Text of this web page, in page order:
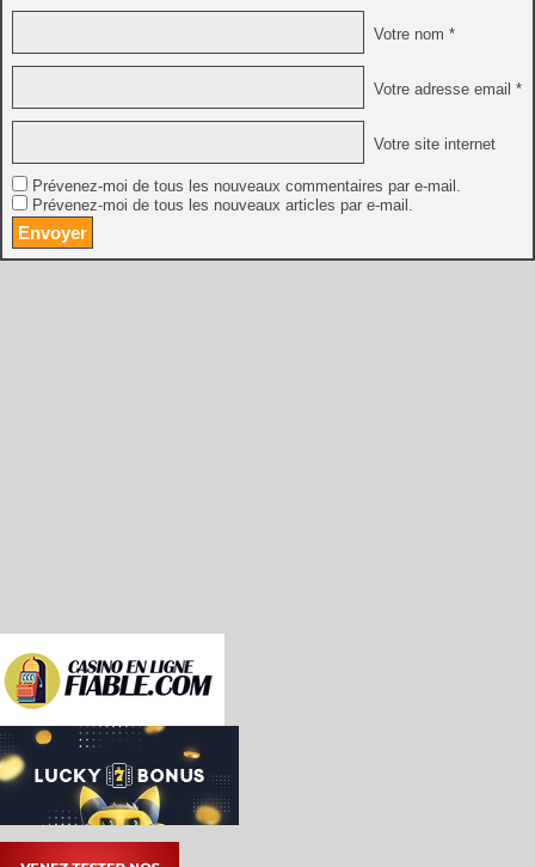
Votre nom *
Votre adresse email *
Votre site internet
Prévenez-moi de tous les nouveaux commentaires par e-mail.
Prévenez-moi de tous les nouveaux articles par e-mail.